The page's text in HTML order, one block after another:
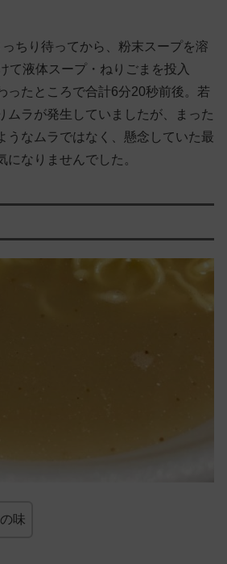
ちり待ってから、粉末スープを溶
て液体スープ・ねりごまを投入
ったところで合計6分20秒前後。若
ムラが発生していましたが、まった
うなムラではなく、懸念していた最
なりませんでした。
味